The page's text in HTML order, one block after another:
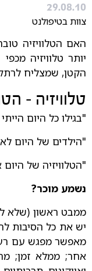
29.08.10
צוות בטיפולנט
האם הטלוויזיה
יותר טלוויזיה
הקטן, שמצליח
טלוויזיה -
"בגילו כל היום
"הילדים של היום
"הטלוויזיה של
נשמע מוכר?
ממבט ראשון (שלא
יש את כל הסיבות
מאפשר מפגש עם
אחר; ממלא זמן;